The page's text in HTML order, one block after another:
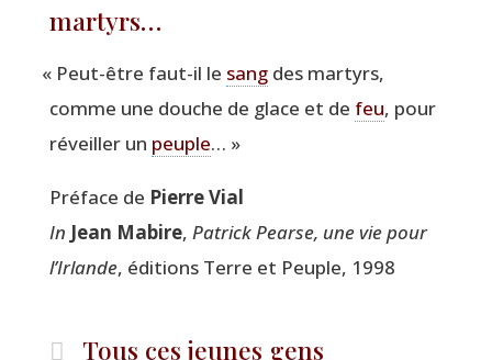
martyrs…
« Peut-être faut-il le sang des mar­tyrs,
comme une douche de glace et de feu, pour
réveiller un peuple… »
Pré­face de Pierre Vial
In Jean Mabire, Patrick Pearse, une vie pour
l’Irlande, édi­tions Terre et Peuple, 1998
Tous ces jeunes gens